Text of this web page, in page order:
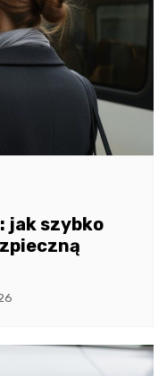
jak szybko